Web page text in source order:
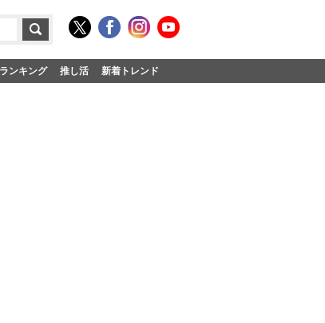
ランキング 推し活 新着トレンド